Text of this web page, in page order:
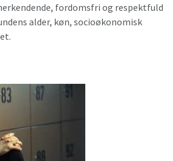
fordomsfri og respektfuld
alder, køn, socioøkonomisk